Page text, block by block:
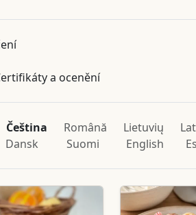
a ocenění
Čeština Română Lietuvių
Dansk Suomi English